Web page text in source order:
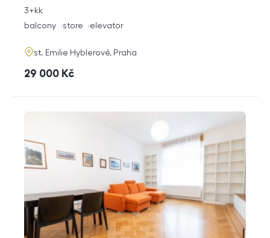
rozměry
3+kk
funkce
balcony store elevator
adresa
st. Emilie Hyblerové, Praha
cena
29 000 Kč